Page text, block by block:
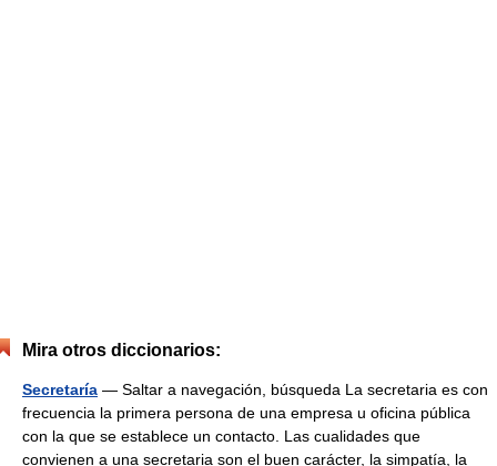
Mira otros diccionarios:
Secretaría — Saltar a navegación, búsqueda La secretaria es con
frecuencia la primera persona de una empresa u oficina pública
con la que se establece un contacto. Las cualidades que
convienen a una secretaria son el buen carácter, la simpatía, la